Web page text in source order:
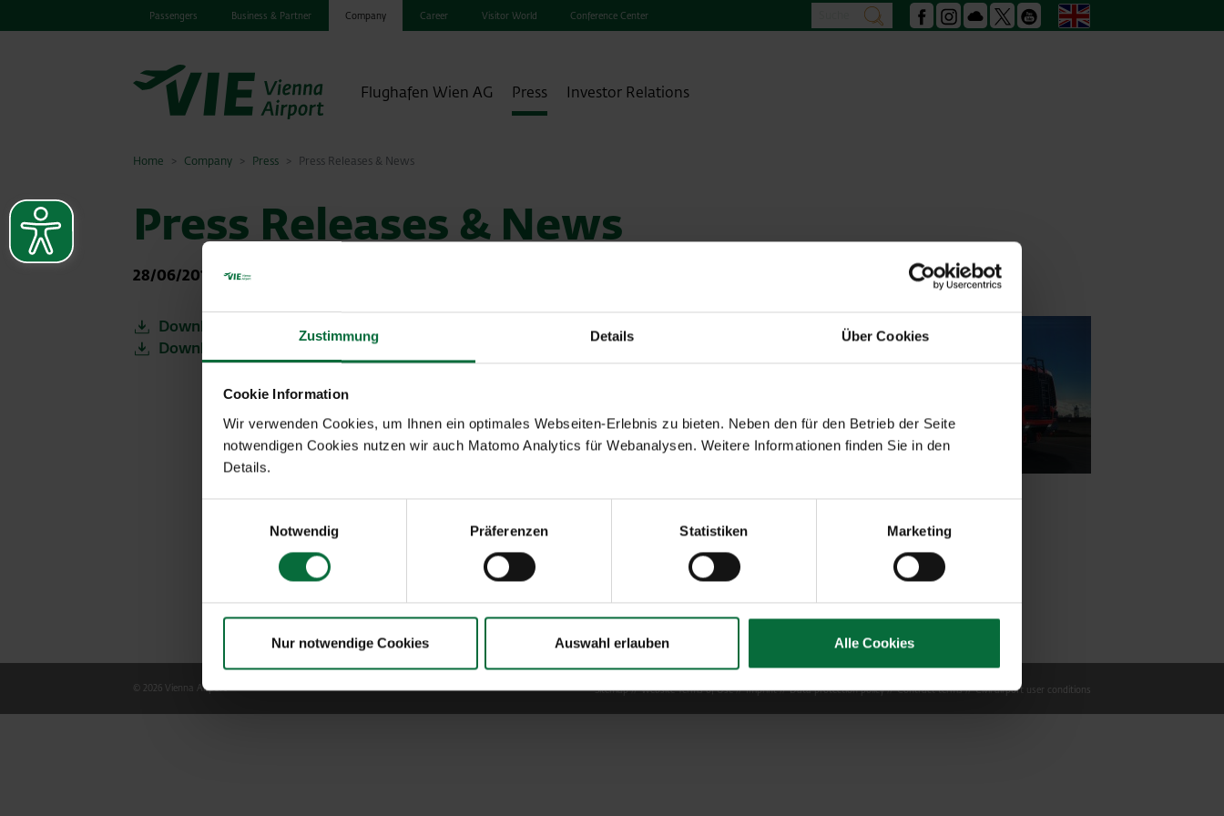
Zustimmung Details Über Cookies
Cookie Information
Wir verwenden Cookies, um Ihnen ein optimales Webseiten-Erlebnis zu bieten. Neben den für den Betrieb der Seite
notwendigen Cookies nutzen wir auch Matomo Analytics für Webanalysen. Weitere Informationen finden Sie in den
Details.
Notwendig
Präferenzen Statistiken Marketing
Nur notwendige Cookies Auswahl erlauben Alle Cookies
Passengers Business & Partner Company Career Visitor World Conference Center search Facebook
Instagram
Podcast YoutubeEnglish
Flughafen Wien AG Press Investor Relations
Home Company Press Press Releases & News
Press Releases & News
28/06/2017 |Press releases
Download PDF
Download Image
© 2026 Vienna Airport Sitemap Website Terms of Use Imprint Data protection policy Contract terms Civil airport user conditions